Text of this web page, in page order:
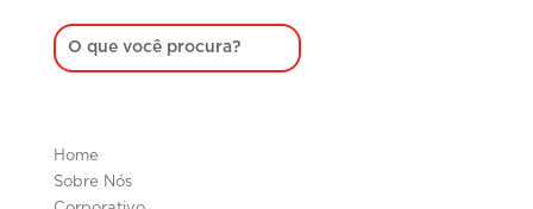
Home
Sobre Nós